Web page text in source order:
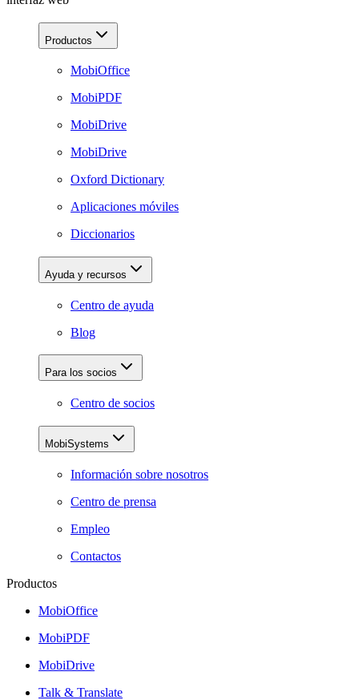
Productos
MobiOffice
MobiPDF
MobiDrive
MobiDrive
Oxford Dictionary
Aplicaciones móviles
Diccionarios
Ayuda y recursos
Centro de ayuda
Blog
Para los socios
Centro de socios
MobiSystems
Información sobre nosotros
Centro de prensa
Empleo
Contactos
Productos
MobiOffice
MobiPDF
MobiDrive
Talk & Translate